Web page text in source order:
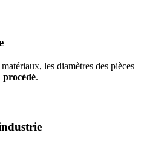
les diamètres des pièces
procédé.